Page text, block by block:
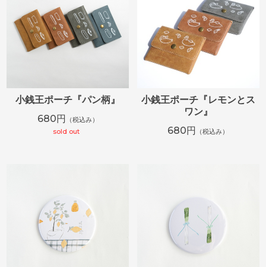
小銭王ポーチ『パン柄』
680円
（税込み）
sold out
小銭王ポーチ『レモンとス
ワン』
680円
（税込み）